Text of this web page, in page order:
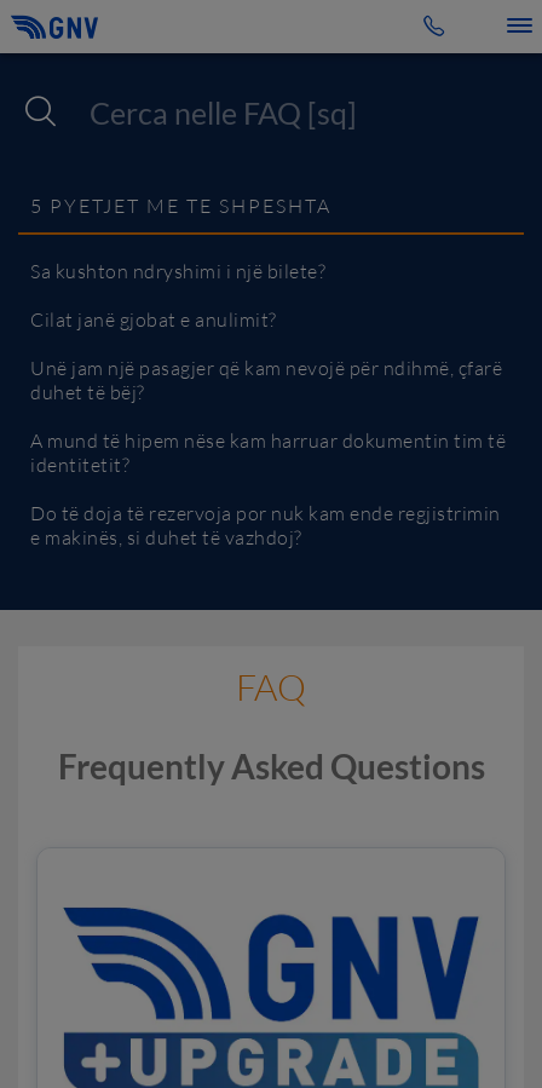
5 PYETJET ME TE SHPESHTA
Sa kushton ndryshimi i një bilete?
Cilat janë gjobat e anulimit?
Unë jam një pasagjer që kam nevojë për ndihmë, çfarë
duhet të bëj?
A mund të hipem nëse kam harruar dokumentin tim të
identitetit?
Do të doja të rezervoja por nuk kam ende regjistrimin
e makinës, si duhet të vazhdoj?
FAQ
Frequently Asked Questions